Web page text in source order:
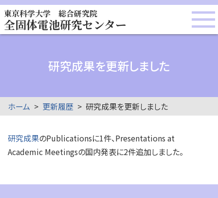
東京科学大学 総合研究院
全固体電池研究センター
研究成果を更新しました
ホーム 更新履歴 研究成果を更新しました
研究成果のPublicationsに1件、Presentations at
Academic Meetingsの国内発表に2件追加しました。